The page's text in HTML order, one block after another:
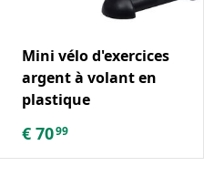
Mini vélo d'exercices
argent à volant en
plastique
€ 7099